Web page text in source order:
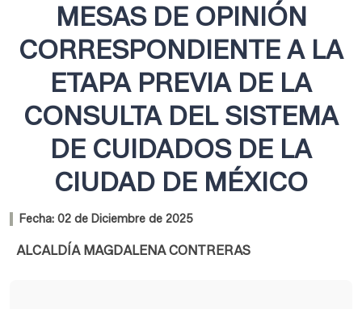
MESAS DE OPINIÓN
CORRESPONDIENTE A LA
ETAPA PREVIA DE LA
CONSULTA DEL SISTEMA
DE CUIDADOS DE LA
CIUDAD DE MÉXICO
Fecha: 02 de Diciembre de 2025
ALCALDÍA MAGDALENA CONTRERAS